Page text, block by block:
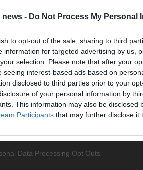
- Do Not Process My Personal
to opt-out of the sale, sharing to third
information for targeted advertising by us,
selection. Please note that after your
seeing interest-based ads based on
disclosed to third parties prior to your
of your personal information by
This information may also be disclosed
Participants that may further disclose it
Data Processing Opt Outs
Streams, die spannendsten Videos
direkt auf den Screen, live oder on-
die Clips, Streams und Highlights extra für
durch endlose Seiten – einfach